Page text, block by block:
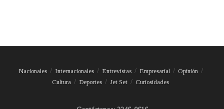
Nacionales Internacionales Entrevistas Empresarial
Opinión
Cultura
Deportes Jet Set Curiosidades